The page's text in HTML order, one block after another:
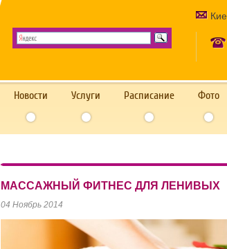
Новости Услуги Расписание Фото
МАССАЖНЫЙ ФИТНЕС ДЛЯ ЛЕНИВЫХ
04 Ноябрь 2014